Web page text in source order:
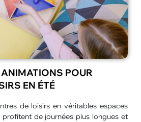
ORIGINAL POUR UN
À PARIS ?
d’entreprise ne se limite plus à
professionnel. Aujourd’hui, les